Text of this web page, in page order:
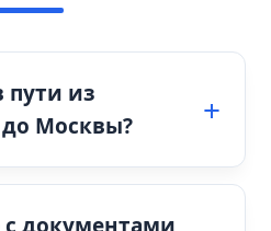
пути из
до Москвы?
с документами